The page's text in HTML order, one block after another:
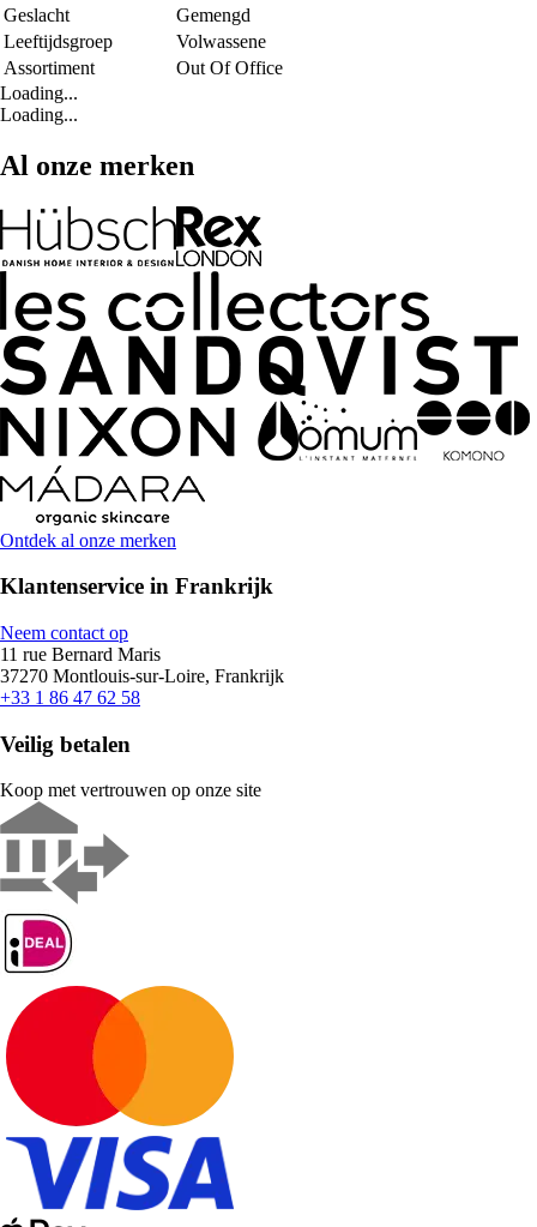
Geslacht
Gemengd
Leeftijdsgroep
Volwassene
Assortiment
Out Of Office
Loading...
Loading...
Al onze merken
Ontdek al onze merken
Klantenservice in Frankrijk
Neem contact op
11 rue Bernard Maris
37270 Montlouis-sur-Loire, Frankrijk
+33 1 86 47 62 58
Veilig betalen
Koop met vertrouwen op onze site